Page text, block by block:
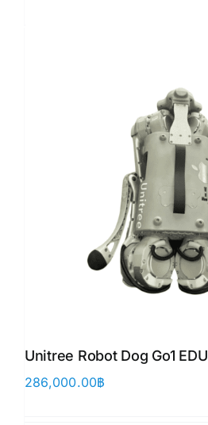
Unitree Robot Dog Go1 EDU
286,000.00฿